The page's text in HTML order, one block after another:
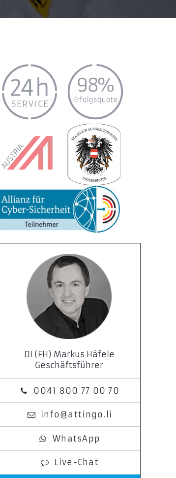
DI (FH) Markus Häfele
Geschäftsführer
0041 800 77 00 70
info@attingo.li
WhatsApp
Live-Chat